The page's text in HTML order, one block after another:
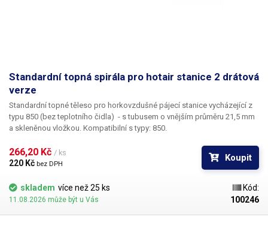
Standardní topná spirála pro hotair stanice 2 drátová
verze
Standardní topné těleso pro horkovzdušné pájecí stanice vycházející z
typu 850 (bez teplotního čidla) - s tubusem o vnějším průměru 21,5 mm
a skleněnou vložkou. Kompatibilní s typy: 850.
266,20 Kč / ks
220 Kč bez DPH
Koupit
skladem více než 25 ks
11.08.2026 může být u Vás
Kód:
100246